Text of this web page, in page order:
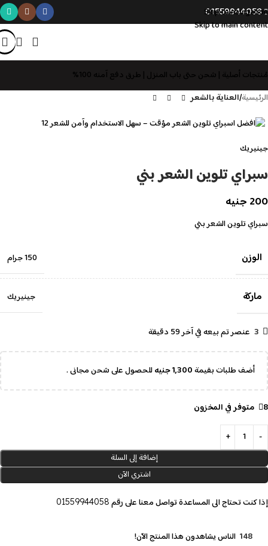
Skip to navigation
Skip to main content
01559944058
مُنتجات أصلية | شحن حتى باب المنزل | طرق دفع آمنه 100%
الرئيسية العناية بالشعر
جينيريك
سبراي تلوين الشعر بني
200جنيه
سبراي تلوين الشعر بني
الوزن 150 جرام
ماركة جينيريك
3 عنصر تم بيعه في آخر 59 دقيقة
أضف طلبات بقيمة1,300جنيهللحصول على شحن مجانى .
8 متوفر في المخزون
إضافة إلى السلة
اشتري الآن
إذا كنت تحتاج الى المساعدة تواصل معنا على رقم 01559944058
148 الناس يشاهدون هذا المنتج الآن!